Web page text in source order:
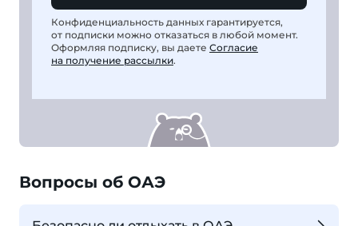
Конфиденциальность данных гарантируется,
от подписки можно отказаться в любой момент.
Оформляя подписку, вы даете Согласие
на получение рассылки.
Вопросы об ОАЭ